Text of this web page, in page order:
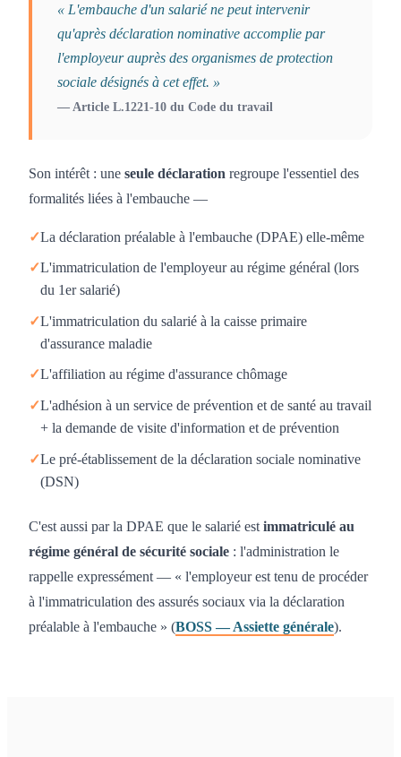
« L'embauche d'un salarié ne peut intervenir
qu'après déclaration nominative accomplie par
l'employeur auprès des organismes de protection
sociale désignés à cet effet. »
— Article L.1221-10 du Code du travail
Son intérêt : une seule déclaration regroupe l'essentiel des
formalités liées à l'embauche —
✓La déclaration préalable à l'embauche (DPAE) elle-même
✓L'immatriculation de l'employeur au régime général (lors
du 1er salarié)
✓L'immatriculation du salarié à la caisse primaire
d'assurance maladie
✓L'affiliation au régime d'assurance chômage
✓L'adhésion à un service de prévention et de santé au travail
+ la demande de visite d'information et de prévention
✓Le pré-établissement de la déclaration sociale nominative
(DSN)
C'est aussi par la DPAE que le salarié est immatriculé au
régime général de sécurité sociale : l'administration le
rappelle expressément — « l'employeur est tenu de procéder
à l'immatriculation des assurés sociaux via la déclaration
préalable à l'embauche » (BOSS — Assiette générale).